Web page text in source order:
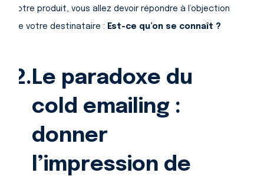
votre produit, vous allez devoir répondre à l’objection
de votre destinataire : Est-ce qu’on se connaît ?
2. Le paradoxe du
cold emailing :
donner
l’impression de